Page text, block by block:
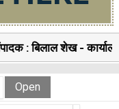
: बिलाल शेख -